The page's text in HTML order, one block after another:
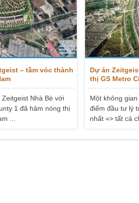
– tầm vóc thành
Nhà Bè với
1 đã hâm nóng thị
...
Dự án
thị GS Metro
Một không
điểm đầu tư lý
nhất => tất cả